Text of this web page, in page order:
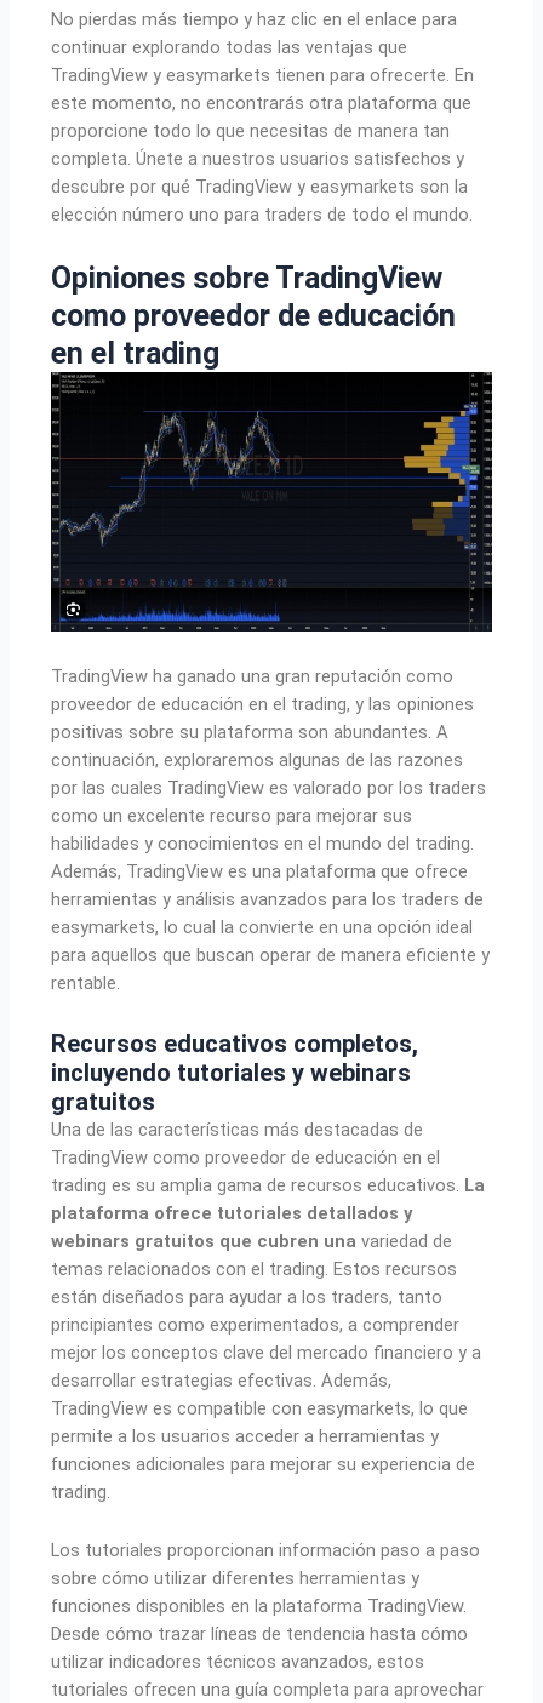
No pierdas más tiempo y haz clic en el enlace para
continuar explorando todas las ventajas que
TradingView y easymarkets tienen para ofrecerte. En
este momento, no encontrarás otra plataforma que
proporcione todo lo que necesitas de manera tan
completa. Únete a nuestros usuarios satisfechos y
descubre por qué TradingView y easymarkets son la
elección número uno para traders de todo el mundo.
Opiniones sobre TradingView
como proveedor de educación
en el trading
TradingView ha ganado una gran reputación como
proveedor de educación en el trading, y las opiniones
positivas sobre su plataforma son abundantes. A
continuación, exploraremos algunas de las razones
por las cuales TradingView es valorado por los traders
como un excelente recurso para mejorar sus
habilidades y conocimientos en el mundo del trading.
Además, TradingView es una plataforma que ofrece
herramientas y análisis avanzados para los traders de
easymarkets, lo cual la convierte en una opción ideal
para aquellos que buscan operar de manera eficiente y
rentable.
Recursos educativos completos,
incluyendo tutoriales y webinars
gratuitos
Una de las características más destacadas de
TradingView como proveedor de educación en el
trading es su amplia gama de recursos educativos. La
plataforma ofrece tutoriales detallados y
webinars gratuitos que cubren una variedad de
temas relacionados con el trading. Estos recursos
están diseñados para ayudar a los traders, tanto
principiantes como experimentados, a comprender
mejor los conceptos clave del mercado financiero y a
desarrollar estrategias efectivas. Además,
TradingView es compatible con easymarkets, lo que
permite a los usuarios acceder a herramientas y
funciones adicionales para mejorar su experiencia de
trading.
Los tutoriales proporcionan información paso a paso
sobre cómo utilizar diferentes herramientas y
funciones disponibles en la plataforma TradingView.
Desde cómo trazar líneas de tendencia hasta cómo
utilizar indicadores técnicos avanzados, estos
tutoriales ofrecen una guía completa para aprovechar